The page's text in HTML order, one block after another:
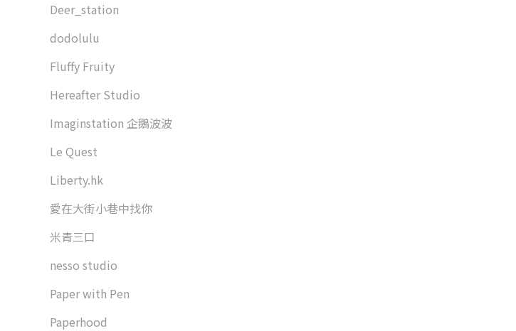
Deer_station
dodolulu
Fluffy Fruity
Hereafter Studio
Imaginstation 企鵝波波
Le Quest
Liberty.hk
愛在大街小巷中找你
米青三口
nesso studio
Paper with Pen
Paperhood